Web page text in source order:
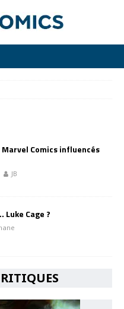
Comics influencés
JB
Luke Cage ?